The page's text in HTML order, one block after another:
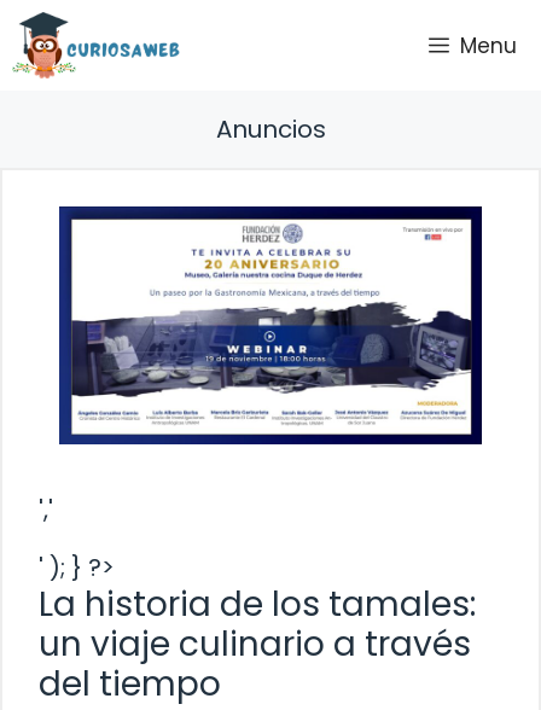
Saltar
contenido
Menu
Anuncios
','
' ); } ?>
La historia de los tamales:
un viaje culinario a través
del tiempo